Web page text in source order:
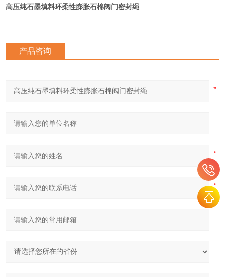
高压纯石墨填料环柔性膨胀石棉阀门密封绳
产品咨询